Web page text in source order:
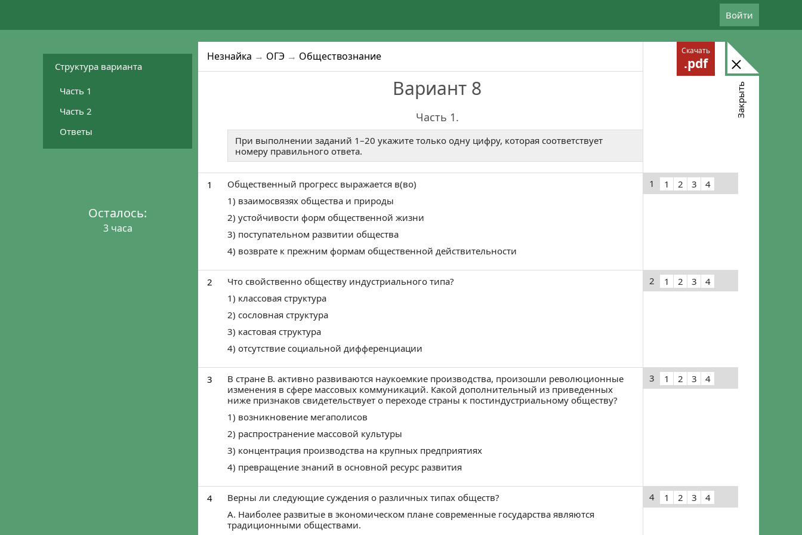
Войти
Структура варианта
Часть 1
Часть 2
Ответы
Осталось:
3 часа
Закрыть
Скачать
.pdf
Незнайка → ОГЭ → Обществознание
Вариант 8
Часть 1.
При выполнении заданий 1–20 укажите только одну цифру, которая соответствует
номеру правильного ответа.
1 1
Общественный прогресс выражается в(во)
1) взаимосвязях общества и природы
2) устойчивости форм общественной жизни
3) поступательном развитии общества
4) возврате к прежним формам общественной действительности
2 2
Что свойственно обществу индустриального типа?
1) классовая структура
2) сословная структура
3) кастовая структура
4) отсутствие социальной дифференциации
3 3
В стране В. активно развиваются наукоемкие производства, произошли революционные
изменения в сфере массовых коммуникаций. Какой дополнительный из приведенных
ниже признаков свидетельствует о переходе страны к постиндустриальному обществу?
1) возникновение мегаполисов
2) распространение массовой культуры
3) концентрация производства на крупных предприятиях
4) превращение знаний в основной ресурс развития
4 4
Верны ли следующие суждения о различных типах обществ?
А. Наиболее развитые в экономическом плане современные государства являются
традиционными обществами.